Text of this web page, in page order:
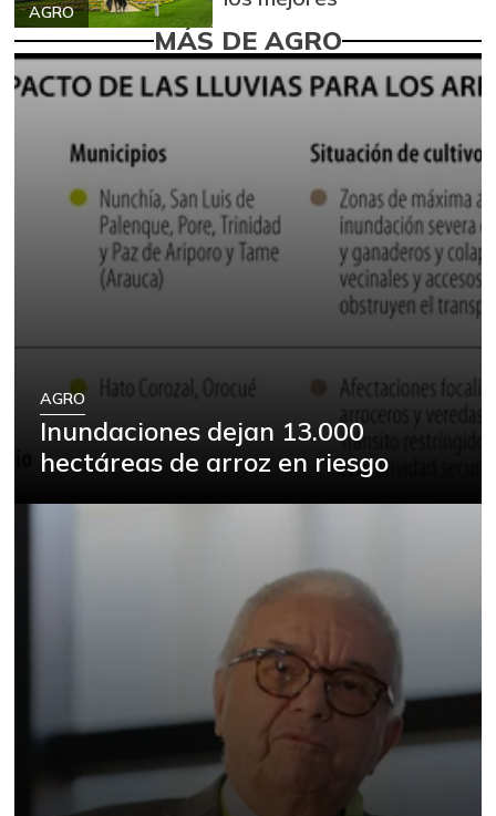
AGRO
MÁS DE AGRO
AGRO
Inundaciones dejan 13.000
hectáreas de arroz en riesgo